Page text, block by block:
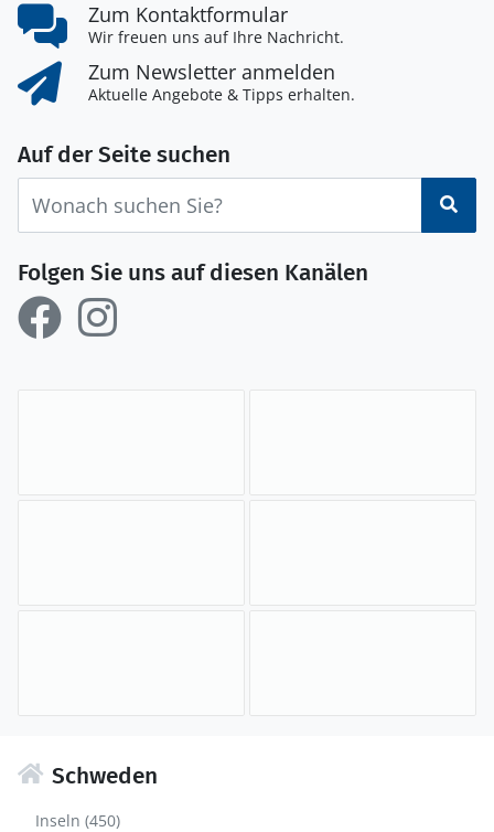
Zum Kontaktformular
Wir freuen uns auf Ihre Nachricht.
Zum Newsletter anmelden
Aktuelle Angebote & Tipps erhalten.
Auf der Seite suchen
Folgen Sie uns auf diesen Kanälen
Schweden
Inseln (450)